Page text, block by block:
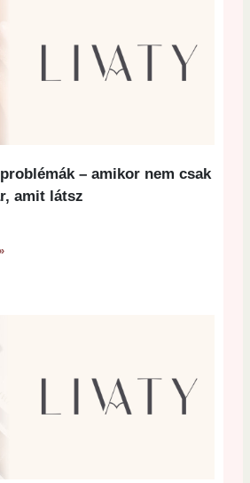
– amikor nem csak
amit látsz